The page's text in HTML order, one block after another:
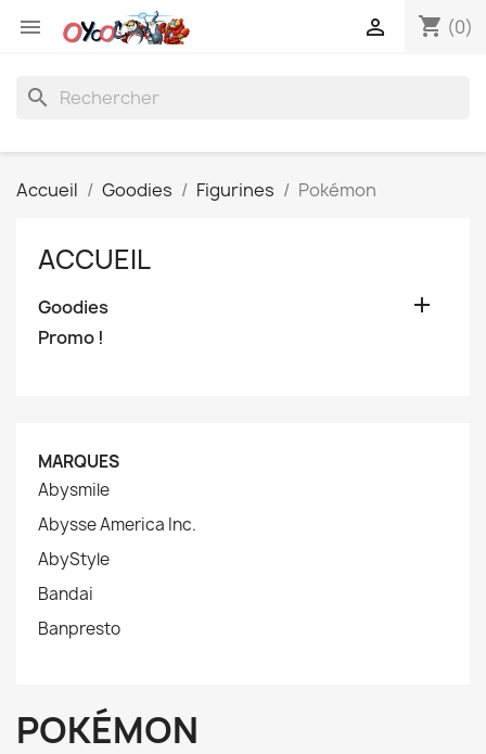
 shopping_cart (0)

search
Accueil Goodies Figurines Pokémon
ACCUEIL
Goodies 
Promo !
MARQUES
Abysmile
Abysse America Inc.
AbyStyle
Bandai
Banpresto
POKÉMON